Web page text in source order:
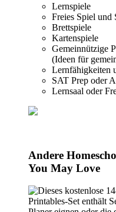
Lernspiele
Freies Spiel und
Brettspiele
Kartenspiele
Gemeinnützige
(Ideen für
Lernfähigkeiten
SAT Prep oder
Lernsaal oder
Andere
You May Love